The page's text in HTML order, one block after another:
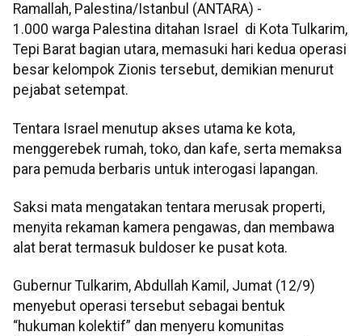
Ramallah, Palestina/Istanbul (ANTARA) -
1.000 warga Palestina ditahan Israel di Kota Tulkarim,
Tepi Barat bagian utara, memasuki hari kedua operasi
besar kelompok Zionis tersebut, demikian menurut
pejabat setempat.
Tentara Israel menutup akses utama ke kota,
menggerebek rumah, toko, dan kafe, serta memaksa
para pemuda berbaris untuk interogasi lapangan.
Saksi mata mengatakan tentara merusak properti,
menyita rekaman kamera pengawas, dan membawa
alat berat termasuk buldoser ke pusat kota.
Gubernur Tulkarim, Abdullah Kamil, Jumat (12/9)
menyebut operasi tersebut sebagai bentuk
“hukuman kolektif” dan menyeru komunitas